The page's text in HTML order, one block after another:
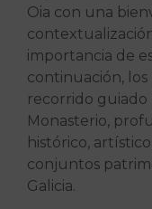
Oia con una
importancia de
continuación,
recorrido guiado
Monasterio,
histórico,
conjuntos
Galicia.